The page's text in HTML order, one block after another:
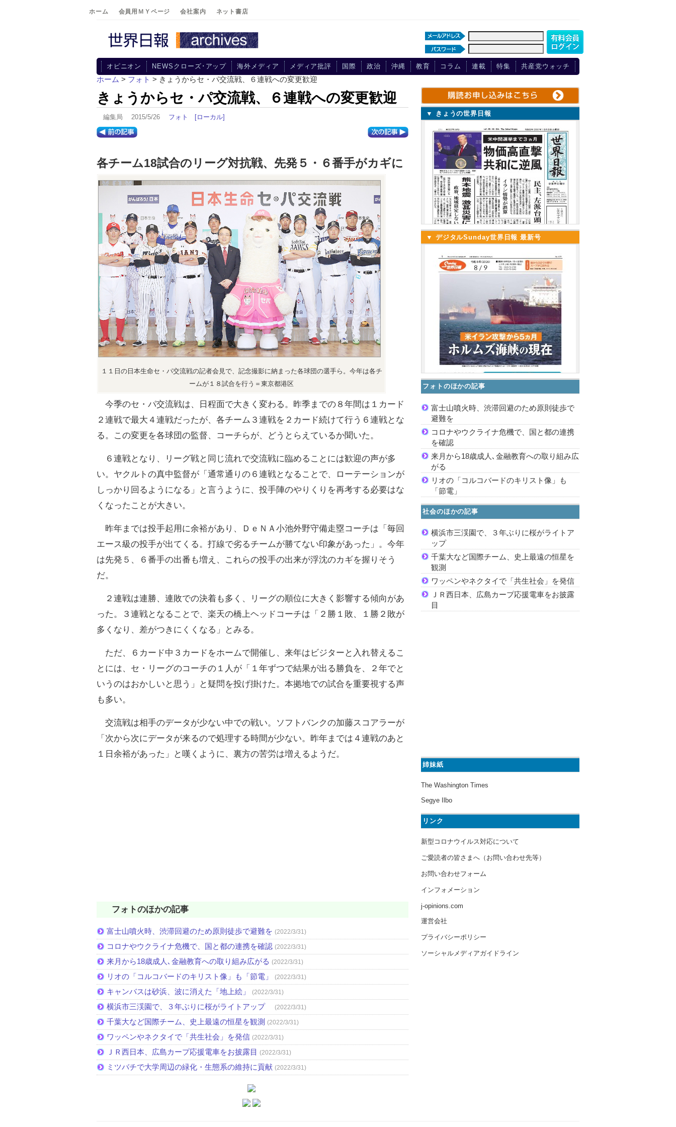
ホーム 会員用ＭＹページ 会社案内 ネット書店
オピニオン NEWSクローズ･アップ 海外メディア メディア批評 国際 政治 沖縄 教育 コラム 連載 特集 共産党ウォッチ
ホーム > フォト > きょうからセ・パ交流戦、６連戦への変更歓迎
きょうからセ・パ交流戦、６連戦への変更歓迎
編集局 2015/5/26 フォト [ローカル]
各チーム18試合のリーグ対抗戦、先発５・６番手がカギに
１１日の日本生命セ・パ交流戦の記者会見で、記念撮影に納まった各球団の選手ら。今年は各チ
ームが１８試合を行う＝東京都港区
今季のセ・パ交流戦は、日程面で大きく変わる。昨季までの８年間は１カード
２連戦で最大４連戦だったが、各チーム３連戦を２カード続けて行う６連戦とな
る。この変更を各球団の監督、コーチらが、どうとらえているか聞いた。
６連戦となり、リーグ戦と同じ流れで交流戦に臨めることには歓迎の声が多
い。ヤクルトの真中監督が「通常通りの６連戦となることで、ローテーションが
しっかり回るようになる」と言うように、投手陣のやりくりを再考する必要はな
くなったことが大きい。
昨年までは投手起用に余裕があり、ＤｅＮＡ小池外野守備走塁コーチは「毎回
エース級の投手が出てくる。打線で劣るチームが勝てない印象があった」。今年
は先発５、６番手の出番も増え、これらの投手の出来が浮沈のカギを握りそう
だ。
２連戦は連勝、連敗での決着も多く、リーグの順位に大きく影響する傾向があ
った。３連戦となることで、楽天の橋上ヘッドコーチは「２勝１敗、１勝２敗が
多くなり、差がつきにくくなる」とみる。
ただ、６カード中３カードをホームで開催し、来年はビジターと入れ替えるこ
とには、セ・リーグのコーチの１人が「１年ずつで結果が出る勝負を、２年でと
いうのはおかしいと思う」と疑問を投げ掛けた。本拠地での試合を重要視する声
も多い。
交流戦は相手のデータが少ない中での戦い。ソフトバンクの加藤スコアラーが
「次から次にデータが来るので処理する時間が少ない。昨年までは４連戦のあと
１日余裕があった」と嘆くように、裏方の苦労は増えるようだ。
フォトのほかの記事
富士山噴火時、渋滞回避のため原則徒歩で避難を (2022/3/31)
コロナやウクライナ危機で、国と都の連携を確認 (2022/3/31)
来月から18歳成人､金融教育への取り組み広がる (2022/3/31)
リオの「コルコバードのキリスト像」も「節電」 (2022/3/31)
キャンバスは砂浜、波に消えた「地上絵」 (2022/3/31)
横浜市三渓園で、３年ぶりに桜がライトアップ (2022/3/31)
千葉大など国際チーム、史上最遠の恒星を観測 (2022/3/31)
ワッペンやネクタイで「共生社会」を発信 (2022/3/31)
ＪＲ西日本、広島カープ応援電車をお披露目 (2022/3/31)
ミツバチで大学周辺の緑化・生態系の維持に貢献 (2022/3/31)
▼ きょうの世界日報
▼ デジタルSunday世界日報 最新号
フォトのほかの記事
富士山噴火時、渋滞回避のため原則徒歩で
避難を
コロナやウクライナ危機で、国と都の連携
を確認
来月から18歳成人､金融教育への取り組み広
がる
リオの「コルコバードのキリスト像」も
「節電」
社会のほかの記事
横浜市三渓園で、３年ぶりに桜がライトア
ップ
千葉大など国際チーム、史上最遠の恒星を
観測
ワッペンやネクタイで「共生社会」を発信
ＪＲ西日本、広島カープ応援電車をお披露
目
姉妹紙
The Washington Times
Segye Ilbo
リンク
新型コロナウイルス対応について
ご愛読者の皆さまへ（お問い合わせ先等）
お問い合わせフォーム
インフォメーション
j-opinions.com
運営会社
プライバシーポリシー
ソーシャルメディアガイドライン